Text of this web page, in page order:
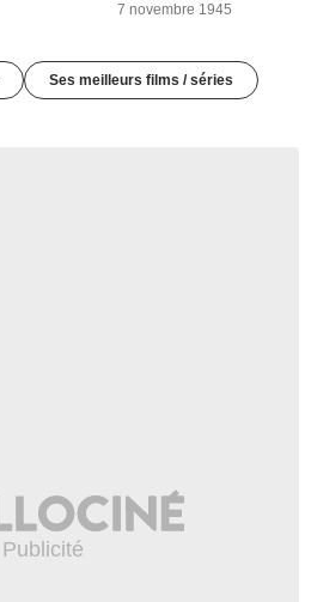
7 novembre 1945
Ses meilleurs films / séries